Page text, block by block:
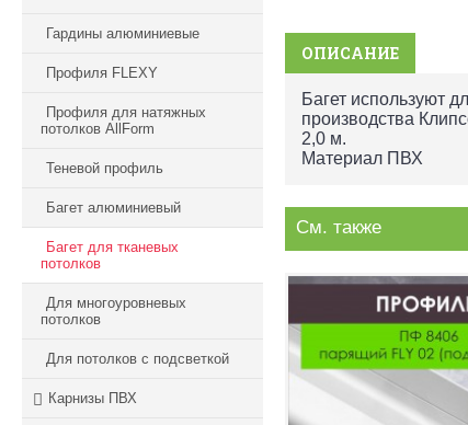
Гардины алюминиевые
Профиля FLEXY
Профиля для натяжных
потолков AllForm
Теневой профиль
Багет алюминиевый
Багет для тканевых
потолков
Для многоуровневых
потолков
Для потолков с подсветкой
Карнизы ПВХ
ОПИСАНИЕ
Багет используют
производства
2,0 м.
Материал ПВХ
См. также